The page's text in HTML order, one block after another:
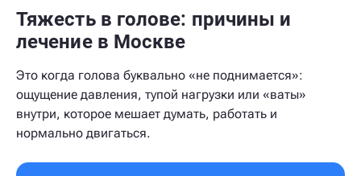
Тяжесть в голове: причины и
лечение в Москве
Это когда голова буквально «не поднимается»:
ощущение давления, тупой нагрузки или «ваты»
внутри, которое мешает думать, работать и
нормально двигаться.